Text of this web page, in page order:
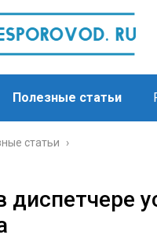
Полезные статьи
статьи ›
диспетчере